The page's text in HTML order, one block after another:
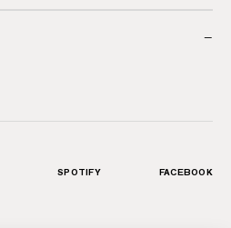
−
SPOTIFY FACEBOOK